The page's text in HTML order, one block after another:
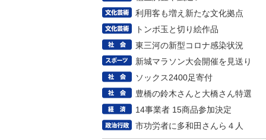
利用客も増え新たな文化拠点
トンボ玉と切り絵作品
東三河の新型コロナ感染状況
新城マラソン大会開催を見送り
ソックス2400足寄付
豊橋の鈴木さんと大橋さん特選
14事業者 15商品参加決定
市功労者に多和田さんら４人